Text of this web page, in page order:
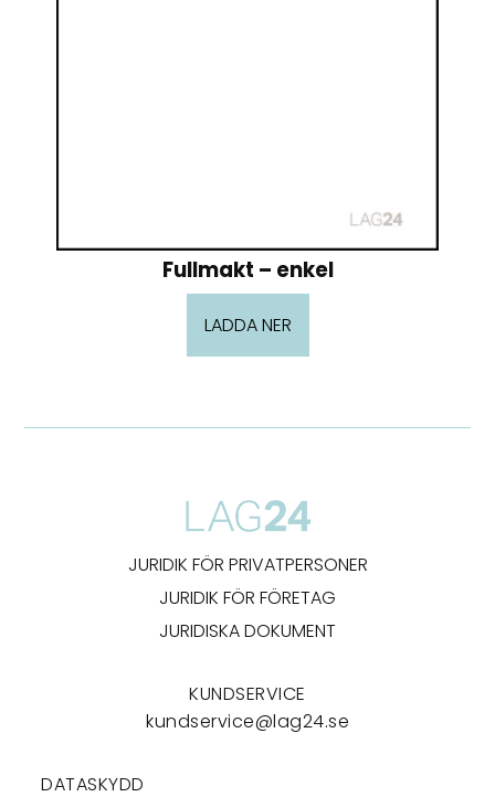
Fullmakt – enkel
LADDA NER
JURIDIK FÖR PRIVATPERSONER
JURIDIK FÖR FÖRETAG
JURIDISKA DOKUMENT
KUNDSERVICE
kundservice@lag24.se
DATASKYDD